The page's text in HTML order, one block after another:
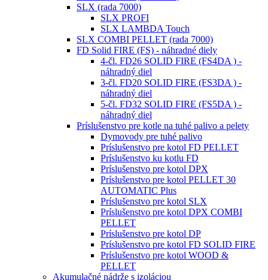
SLX (rada 7000)
SLX PROFI
SLX LAMBDA Touch
SLX COMBI PELLET (rada 7000)
FD Solid FIRE (FS) - náhradné diely
4-čl. FD26 SOLID FIRE (FS4DA ) -
náhradný diel
3-čl. FD20 SOLID FIRE (FS3DA ) -
náhradný diel
5-čl. FD32 SOLID FIRE (FS5DA ) -
náhradný diel
Príslušenstvo pre kotle na tuhé palivo a pelety
Dymovody pre tuhé palivo
Príslušenstvo pre kotol FD PELLET
Príslušenstvo ku kotlu FD
Príslušenstvo pre kotol DPX
Príslušenstvo pre kotol PELLET 30
AUTOMATIC Plus
Príslušenstvo pre kotol SLX
Príslušenstvo pre kotol DPX COMBI
PELLET
Príslušenstvo pre kotol DP
Príslušenstvo pre kotol FD SOLID FIRE
Príslušenstvo pre kotol WOOD &
PELLET
Akumulačné nádrže s izoláciou